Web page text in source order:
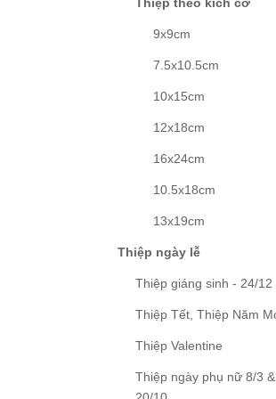
9x9cm
7.5x10.5cm
10x15cm
12x18cm
16x24cm
10.5x18cm
13x19cm
Thiệp ngày lễ
Thiệp giáng sinh - 24/12
Thiệp Tết, Thiệp Năm
Thiệp Valentine
Thiệp ngày phụ nữ 8/3 &
Birthday Grey